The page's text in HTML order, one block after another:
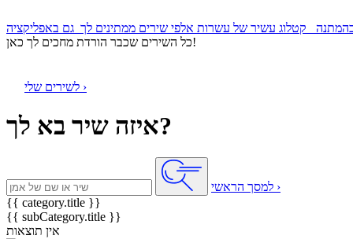
כל השירים שכבר הורדת מחכים לך כאן!
לשירים שלי ›
איזה שיר בא לך?
למסך הראשי ›
{{ category.title }}
{{ subCategory.title }}
אין תוצאות